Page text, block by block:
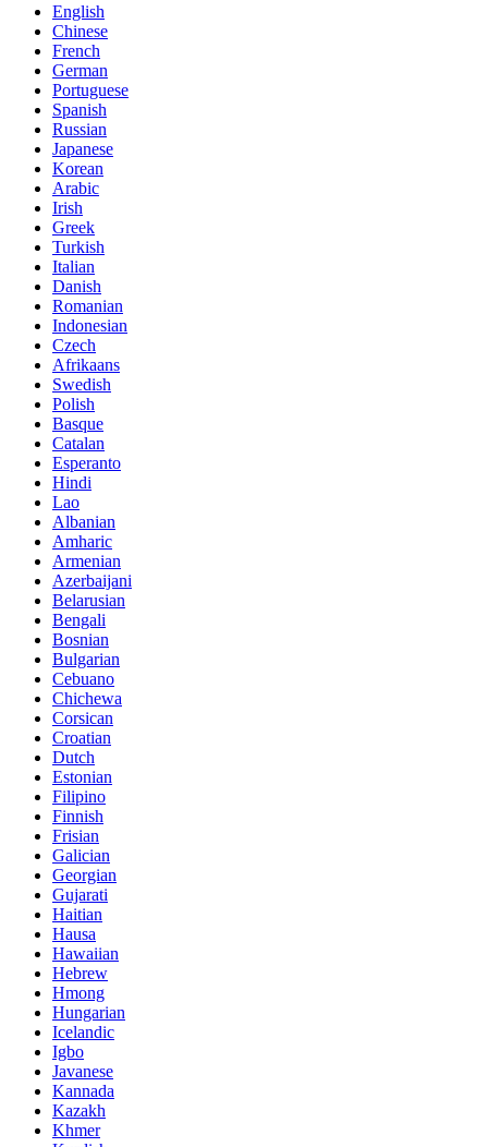
English
Chinese
French
German
Portuguese
Spanish
Russian
Japanese
Korean
Arabic
Irish
Greek
Turkish
Italian
Danish
Romanian
Indonesian
Czech
Afrikaans
Swedish
Polish
Basque
Catalan
Esperanto
Hindi
Lao
Albanian
Amharic
Armenian
Azerbaijani
Belarusian
Bengali
Bosnian
Bulgarian
Cebuano
Chichewa
Corsican
Croatian
Dutch
Estonian
Filipino
Finnish
Frisian
Galician
Georgian
Gujarati
Haitian
Hausa
Hawaiian
Hebrew
Hmong
Hungarian
Icelandic
Igbo
Javanese
Kannada
Kazakh
Khmer